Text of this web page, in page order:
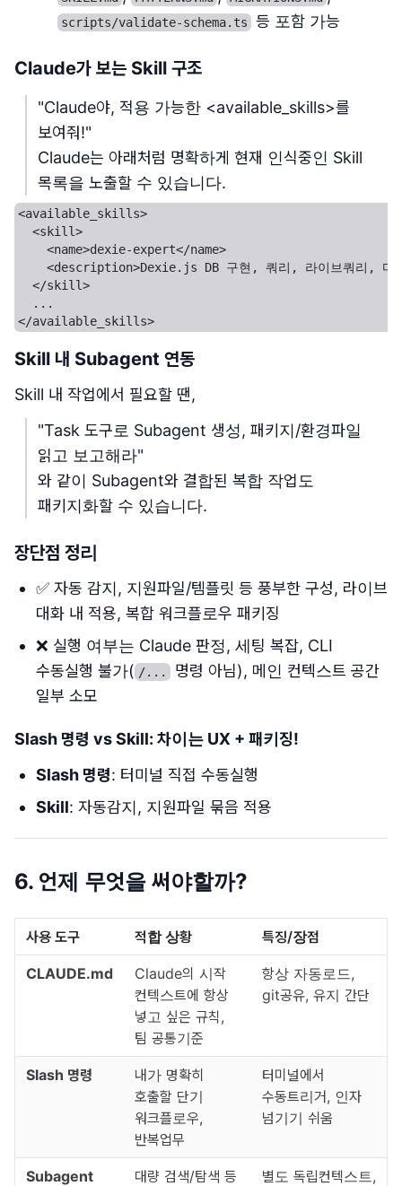
scripts/validate-schema.ts 등 포함 가능
Claude가 보는 Skill 구조
"Claude야, 적용 가능한 <available_skills>를
보여줘!"
Claude는 아래처럼 명확하게 현재 인식중인 Skill
목록을 노출할 수 있습니다.
<available_skills>
  <skill>
    <name>dexie-expert</name>
<description>Dexie.js DB 구현, 쿼리, 라이브쿼리, 마
  </skill>
  ...
Skill 내 Subagent 연동
Skill 내 작업에서 필요할 땐,
"Task 도구로 Subagent 생성, 패키지/환경파일
읽고 보고해라"
와 같이 Subagent와 결합된 복합 작업도
패키지화할 수 있습니다.
장단점 정리
✅ 자동 감지, 지원파일/템플릿 등 풍부한 구성, 라이브
대화 내 적용, 복합 워크플로우 패키징
❌ 실행 여부는 Claude 판정, 세팅 복잡, CLI
수동실행 불가( /...
명령 아님), 메인 컨텍스트 공간
일부 소모
Slash 명령 vs Skill: 차이는 UX + 패키징!
Slash 명령: 터미널 직접 수동실행
Skill: 자동감지, 지원파일 묶음 적용
6. 언제 무엇을 써야할까?
사용 도구 적합 상황 특징/장점
CLAUDE.md
Claude의 시작
컨텍스트에 항상
넣고 싶은 규칙,
팀 공통기준
항상 자동로드,
git공유, 유지 간단
Slash 명령
내가 명확히
호출할 단기
워크플로우,
반복업무
터미널에서
수동트리거, 인자
넘기기 쉬움
Subagent
대량 검색/탐색 등
별도 독립컨텍스트,